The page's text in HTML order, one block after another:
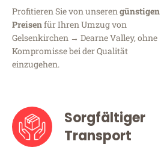
Profitieren Sie von unserengünstigen
Preisenfür Ihren Umzug von
Gelsenkirchen → Dearne Valley, ohne
Kompromisse bei der Qualität
einzugehen.
Sorgfältiger
Transport